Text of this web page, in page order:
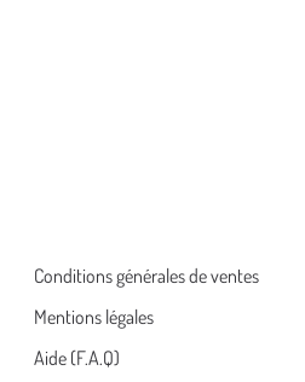
Conditions générales de ventes
Mentions légales
Aide (F.A.Q)